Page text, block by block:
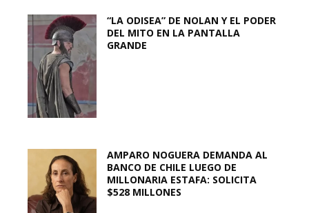
“LA ODISEA” DE NOLAN Y EL PODER
DEL MITO EN LA PANTALLA
GRANDE
AMPARO NOGUERA DEMANDA AL
BANCO DE CHILE LUEGO DE
MILLONARIA ESTAFA: SOLICITA
$528 MILLONES